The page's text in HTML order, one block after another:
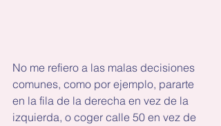
No me refiero a las malas decisiones
comunes, como por ejemplo, pararte
en la fila de la derecha en vez de la
izquierda, o coger calle 50 en vez de